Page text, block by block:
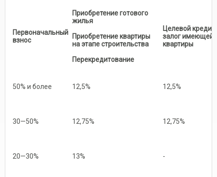
Первоначальный
взнос
Приобретение готового
жилья
Приобретение квартиры
на этапе строительства
Перекредитование
Целевой кредит
залог
квартиры
50% и более 12,5% 12,5%
30—50% 12,75% 12,75%
20—30% 13% -